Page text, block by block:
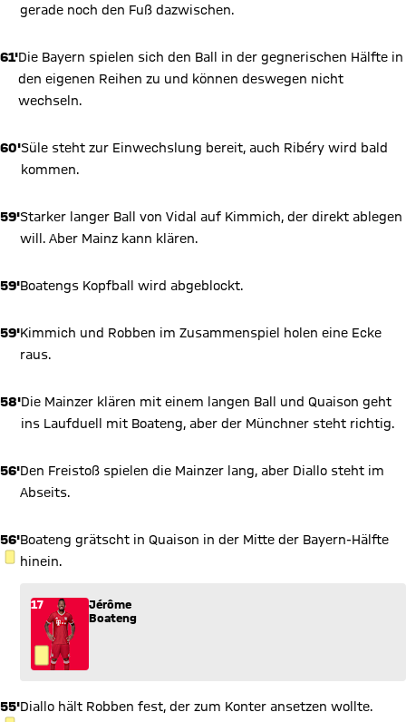
gerade noch den Fuß dazwischen.
61'Die Bayern spielen sich den Ball in der gegnerischen Hälfte in
den eigenen Reihen zu und können deswegen nicht
wechseln.
60'Süle steht zur Einwechslung bereit, auch Ribéry wird bald
kommen.
59'Starker langer Ball von Vidal auf Kimmich, der direkt ablegen
will. Aber Mainz kann klären.
59'Boatengs Kopfball wird abgeblockt.
59'Kimmich und Robben im Zusammenspiel holen eine Ecke
raus.
58'Die Mainzer klären mit einem langen Ball und Quaison geht
ins Laufduell mit Boateng, aber der Münchner steht richtig.
56'Den Freistoß spielen die Mainzer lang, aber Diallo steht im
Abseits.
56'
GELBE KARTE
Boateng grätscht in Quaison in der Mitte der Bayern-Hälfte
hinein.
17
Jérôme
Boateng
55'Diallo hält Robben fest, der zum Konter ansetzen wollte.